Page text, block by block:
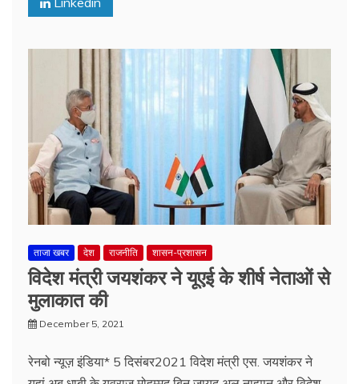
ताजा खबर देश राजनीति शासन-प्रशासन
विदेश मंत्री जयशंकर ने यूएई के शीर्ष नेताओं से
मुलाकात की
December 5, 2021
रेनबो न्यूज़ इंडिया* 5 दिसंबर2021 विदेश मंत्री एस. जयशंकर ने